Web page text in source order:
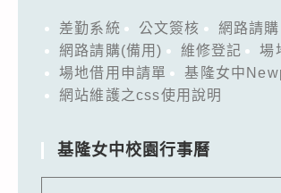
差勤系統 公文簽核
網路請購
網路請購(備用)
維修登記
場
場地借用申請單
基隆女中
網站維護之css使用說明
基隆女中校園行事曆